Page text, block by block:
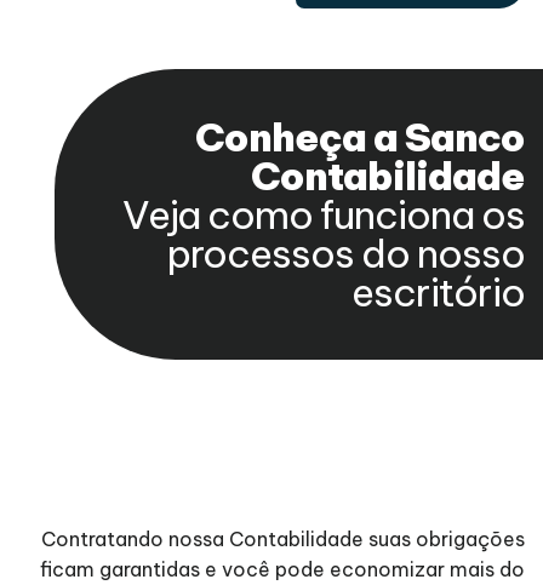
Conheça a Sanco
Contabilidade
Veja como funciona os
processos do nosso
escritório
Contratando nossa Contabilidade suas obrigações
ficam garantidas e você pode economizar mais do